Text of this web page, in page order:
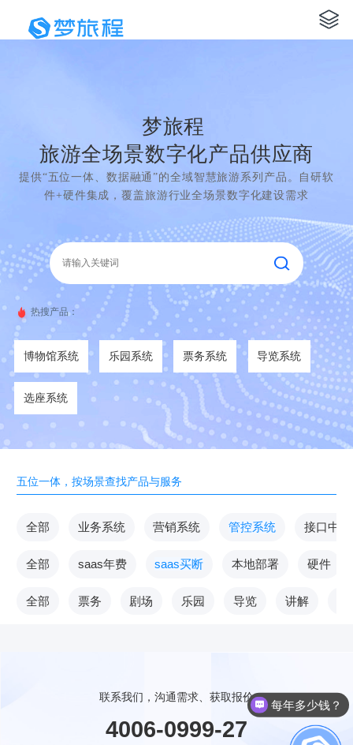
梦旅程
旅游全场景数字化产品供应商
提供“五位一体、数据融通”的全域智慧旅游系列产品。自研软
件+硬件集成，覆盖旅游行业全场景数字化建设需求
热搜产品：
博物馆系统 乐园系统 票务系统 导览系统
选座系统
五位一体，按场景查找产品与服务
全部 业务系统 营销系统 管控系统 接口中台
全部 saas年费 saas买断 本地部署 硬件
全部 票务 剧场 乐园 导览 讲解
联系我们，沟通需求、获取报价
4006-0999-27
每年多少钱？